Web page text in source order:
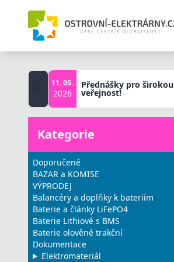
11. 05.
2026
Přednášky pro širokou
veřejnost!
Kategorie
Doporučené
BAZAR a KOMISE
VÝPRODEJ
Balancéry a doplňky k bateriím
Baterie a články LiFePO4
Baterie Lithiové s BMS
Baterie olověné trakční
Dokumentace
Elektromateriál